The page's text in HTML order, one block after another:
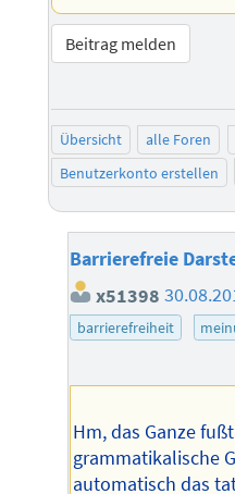
Beitrag melden
Übersicht alle Foren
Benutzerkonto erstellen
Barrierefreie
x51398
barrierefreiheit
Hm, das Ganze
grammatikalische
automatisch das